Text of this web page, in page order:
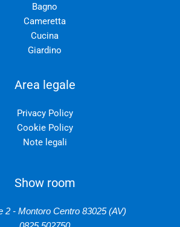
Bagno
Cameretta
Cucina
Giardino
Area legale
Privacy Policy
Cookie Policy
Note legali
Show room
2 - Montoro Centro 83025 (AV)